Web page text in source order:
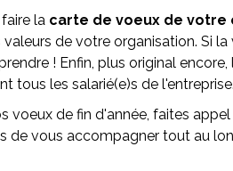
la carte de voeux de votre
de votre organisation. Si
! Enfin, plus original encore,
tous les salarié(e)s de l'entreprise.
voeux de fin d'année, faites
de vous accompagner tout au